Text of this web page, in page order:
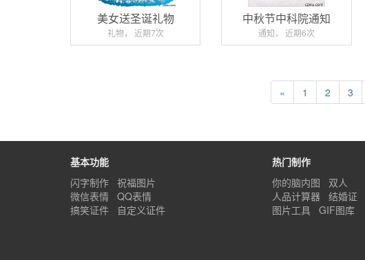
美女送圣诞礼物
礼物， 近期7次
中秋节中科院通知
通知， 近期6次
« 1 2 3
基本功能
闪字制作
祝福图片
微信表情
QQ表情
搞笑证件
自定义证件
热门制作
你的脑内图
双人
人品计算器
结婚证
图片工具
GIF图库